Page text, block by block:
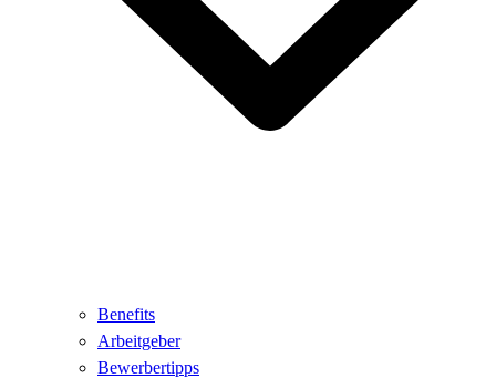
Benefits
Arbeitgeber
Bewerbertipps